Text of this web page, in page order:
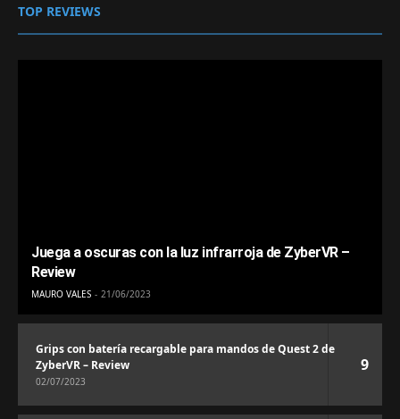
TOP REVIEWS
Juega a oscuras con la luz infrarroja de ZyberVR –
Review
MAURO VALES 21/06/2023
Grips con batería recargable para mandos de Quest 2 de
ZyberVR – Review
02/07/2023
9